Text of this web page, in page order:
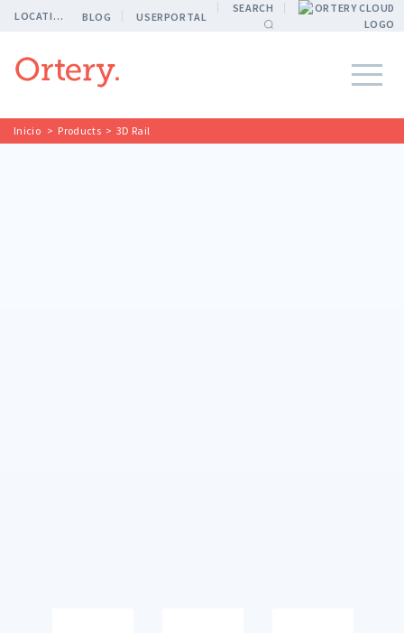
LOCATION BLOG USERPORTAL
SEARCH
Inicio > Products > 3D Rail